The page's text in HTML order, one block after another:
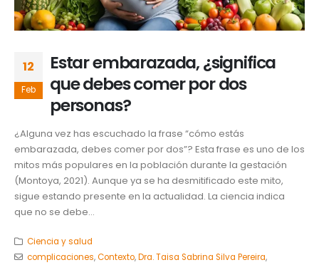
12
Feb
Estar embarazada, ¿significa
que debes comer por dos
personas?
¿Alguna vez has escuchado la frase “cómo estás
embarazada, debes comer por dos”? Esta frase es uno de los
mitos más populares en la población durante la gestación
(Montoya, 2021). Aunque ya se ha desmitificado este mito,
sigue estando presente en la actualidad. La ciencia indica
que no se debe...
Ciencia y salud
complicaciones,Contexto,Dra. Taisa Sabrina Silva Pereira,